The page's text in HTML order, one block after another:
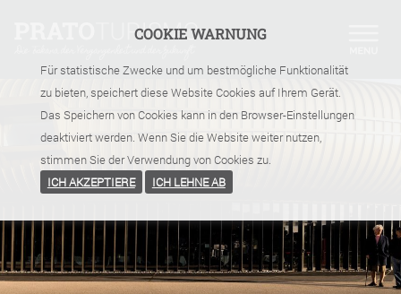
COOKIE WARNUNG
Für statistische Zwecke und um bestmögliche Funktionalität
zu bieten, speichert diese Website Cookies auf Ihrem Gerät.
Das Speichern von Cookies kann in den Browser-Einstellungen
deaktiviert werden. Wenn Sie die Website weiter nutzen,
stimmen Sie der Verwendung von Cookies zu.
ICH AKZEPTIERE
ICH LEHNE AB